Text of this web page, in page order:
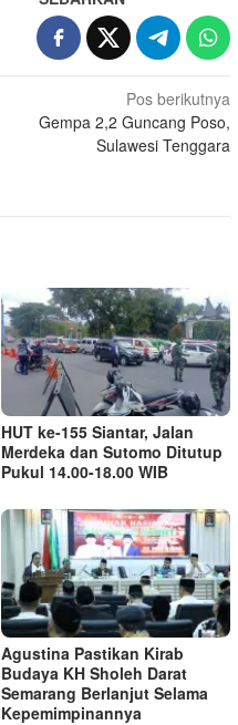
Pos berikutnya
Gempa 2,2 Guncang Poso,
Sulawesi Tenggara
HUT ke-155 Siantar, Jalan
Merdeka dan Sutomo Ditutup
Pukul 14.00-18.00 WIB
Agustina Pastikan Kirab
Budaya KH Sholeh Darat
Semarang Berlanjut Selama
Kepemimpinannya